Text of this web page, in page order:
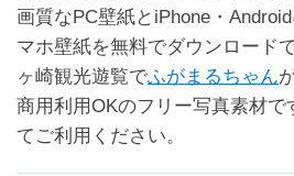
画質なPC壁紙とiPhone・
マホ壁紙を無料でダウンロード
ヶ崎観光遊覧でふがまるちゃん
商用利用OKのフリー写真素材で
てご利用ください。